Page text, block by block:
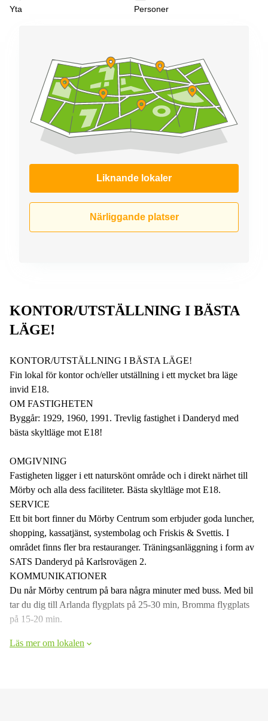
Yta Personer
Liknande lokaler
Närliggande platser
KONTOR/UTSTÄLLNING I BÄSTA
LÄGE!
KONTOR/UTSTÄLLNING I BÄSTA LÄGE!
Fin lokal för kontor och/eller utställning i ett mycket bra läge
invid E18.
OM FASTIGHETEN
Byggår: 1929, 1960, 1991. Trevlig fastighet i Danderyd med
bästa skyltläge mot E18!
OMGIVNING
Fastigheten ligger i ett naturskönt område och i direkt närhet till
Mörby och alla dess faciliteter. Bästa skyltläge mot E18.
SERVICE
Ett bit bort finner du Mörby Centrum som erbjuder goda luncher,
shopping, kassatjänst, systembolag och Friskis & Svettis. I
området finns fler bra restauranger. Träningsanläggning i form av
SATS Danderyd på Karlsrovägen 2.
KOMMUNIKATIONER
Du når Mörby centrum på bara några minuter med buss. Med bil
tar du dig till Arlanda flygplats på 25-30 min, Bromma flygplats
på 15-20 min.
Läs mer om lokalen